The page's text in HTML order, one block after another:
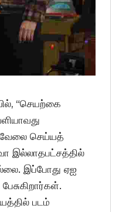
“செயற்கை
வேலை செய்யத்
இல்லாதபட்சத்தில்
இப்போது ஏஐ
படம்